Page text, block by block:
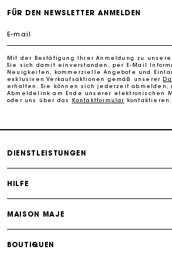
PayPal - Bezahlung nach
Kostenlose Umtausch &
Die Maje-Geschenkkarte: Die beste
perfekte Geschenk zu
FÜR DEN NEWSLETTER ANMELDEN
E-mail
Mit der Bestätigung Ihrer Anmeldung zu
Sie sich damit einverstanden, per E-Mail
Neuigkeiten, kommerzielle Angebote und
exklusiven Verkaufsaktionen gemäß unserer
erhalten. Sie können sich jederzeit abmelden,
Abmeldelink am Ende unserer elektronischen
oder uns über das
Kontaktformular kontaktieren.
DIENSTLEISTUNGEN
HILFE
MAISON MAJE
BOUTIQUEN